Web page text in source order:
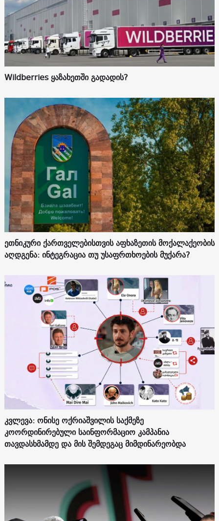
Wildberries ყაზახეთში გადადის?
ეთნიკური ქართველებისთვის აფხაზეთის მოქალაქეობის
აღდგენა: ინტეგრაცია თუ უსაფრთხოების მუქარა?
კვლევა: ონისე ოქრიაშვილის საქმეზე
კოორდინირებული საინფორმაციო კამპანია
თავდასხმამდე და მის შემდეგაც მიმდინარეობდა